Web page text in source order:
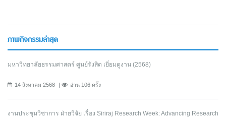
ภาพกิจกรรมล่าสุด
มหาวิทยาลัยธรรมศาสตร์ ศูนย์รังสิต เยี่ยมดูงาน (2568)
14 สิงหาคม 2568 อ่าน 106 ครั้ง
งานประชุมวิชาการ ฝ่ายวิจัย เรื่อง Siriraj Research Week: Advancing Research